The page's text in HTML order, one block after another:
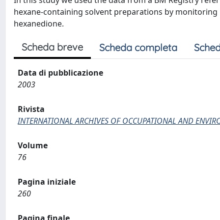
hexane-containing solvent preparations by
hexanedione.
Scheda breve Scheda completa
Data di pubblicazione
2003
Rivista
INTERNATIONAL ARCHIVES OF OCCUPATIONAL AND
Volume
76
Pagina iniziale
260